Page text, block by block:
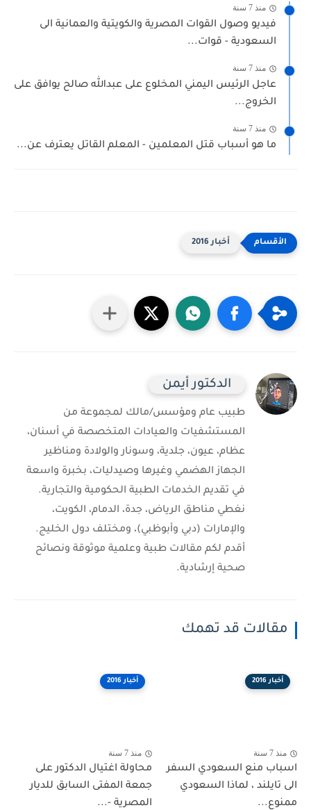
منذ 7 سنة
فيديو وصول القوات المصرية والكويتية والعمانية الى
السعودية - قوات...
منذ 7 سنة
عاجل الرئيس اليمني المخلوع على عبدالله صالح يوافق على
الخروج...
منذ 7 سنة
ما هو أسباب قتل المعلمين - المعلم القاتل يعترف عن...
أخبار 2016
الدكتور أيمن
طبيب عام ومؤسس/مالك لمجموعة من
المستشفيات والعيادات المتخصصة في أسنان،
عظام، عيون، جلدية، وسونار والولادة ومناظير
الجهاز الهضمي وغيرها وصيدليات، بخبرة واسعة
في تقديم الخدمات الطبية الحكومية والتجارية.
نغطي مناطق الرياض، جدة، الدمام، الكويت،
والإمارات (دبي وأبوظبي)، ومختلف دول الخليج.
أقدم لكم مقالات طبية وعلمية موثوقة ونصائح
صحية إرشادية.
مقالات قد تهمك
أخبار 2016
منذ 7 سنة
اسباب منع السعودي السفر
الى تايلند ، لماذا السعودي
ممنوع...
أخبار 2016
منذ 7 سنة
محاولة اغتيال الدكتور على
جمعة المفتى السابق للديار
المصرية -...